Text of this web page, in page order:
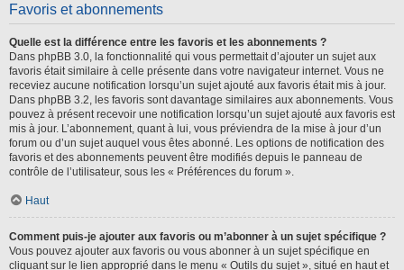
Favoris et abonnements
Quelle est la différence entre les favoris et les abonnements ?
Dans phpBB 3.0, la fonctionnalité qui vous permettait d’ajouter un sujet aux
favoris était similaire à celle présente dans votre navigateur internet. Vous ne
receviez aucune notification lorsqu’un sujet ajouté aux favoris était mis à jour.
Dans phpBB 3.2, les favoris sont davantage similaires aux abonnements. Vous
pouvez à présent recevoir une notification lorsqu’un sujet ajouté aux favoris est
mis à jour. L’abonnement, quant à lui, vous préviendra de la mise à jour d’un
forum ou d’un sujet auquel vous êtes abonné. Les options de notification des
favoris et des abonnements peuvent être modifiés depuis le panneau de
contrôle de l’utilisateur, sous les « Préférences du forum ».
Haut
Comment puis-je ajouter aux favoris ou m’abonner à un sujet spécifique ?
Vous pouvez ajouter aux favoris ou vous abonner à un sujet spécifique en
cliquant sur le lien approprié dans le menu « Outils du sujet », situé en haut et